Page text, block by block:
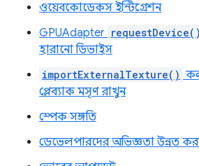
ওয়েবকোডেকস ইন্টিগ্রেশন
GPUAdapter requestDevice()
হারানো ডিভাইস
importExternalTexture()
প্লেব্যাক মসৃণ রাখুন
স্পেক সঙ্গতি
ডেভেলপারদের অভিজ্ঞতা উন্নত